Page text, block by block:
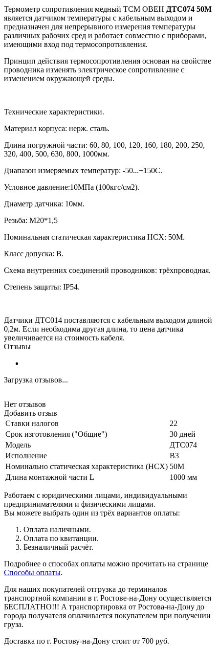
Термометр сопротивления медный ТСМ ОВЕН ДТС074 50М
является датчиком температуры с кабельным выходом и
предназначен для непрерывного измерения температуры
различных рабочих сред и работает совместно с приборами,
имеющими вход под термосопротивления.
Принцип действия термосопротивления основан на свойстве
проводника изменять электрическое сопротивление с
изменением окружающей среды.
Технические характеристики.
Материал корпуса: нерж. сталь.
Длина погружной части: 60, 80, 100, 120, 160, 180, 200, 250,
320, 400, 500, 630, 800, 1000мм.
Диапазон измеряемых температур: -50...+150С.
Условное давление:10МПа (100кгс/см2).
Диаметр датчика: 10мм.
Резьба: М20*1,5
Номинальная статическая характеристика НСХ: 50М.
Класс допуска: В.
Схема внутренних соединений проводников: трёхпроводная.
Степень защиты: IP54.
Датчики ДТС014 поставляются с кабельным выходом длиной
0,2м. Если необходима другая длина, то цена датчика
увеличивается на стоимость кабеля.
Отзывы
Загрузка отзывов...
Нет отзывов
Добавить отзыв
Ставки налогов
22
Срок изготовления ("Общие")
30 дней
Модель
ДТС074
Исполнение
В3
Номинально статическая характеристика (НСХ) 50М
Длина монтажной части L
1000 мм
Работаем с юридическими лицами, индивидуальными
предпринимателями и физическими лицами.
Вы можете выбрать один из трёх вариантов оплаты:
Оплата наличными.
Оплата по квитанции.
Безналичный расчёт.
Подробнее о способах оплаты можно прочитать на странице
Способы оплаты.
Для наших покупателей отгрузка до терминалов
транспортной компании в г. Ростове-на-Дону осуществляется
БЕСПЛАТНО!!! А транспортировка от Ростова-на-Дону до
города получателя оплачивается покупателем при получении
груза.
Доставка по г. Ростову-на-Дону стоит от 700 руб.